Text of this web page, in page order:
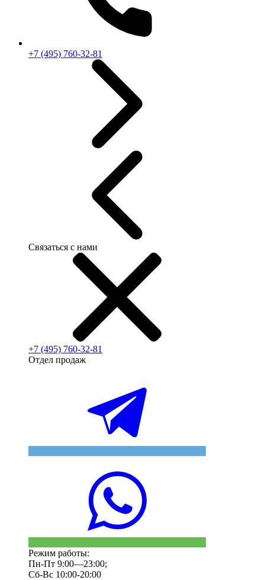
+7 (495) 760-32-81
Связаться с нами
+7 (495) 760-32-81
Отдел продаж
Режим работы:
Пн-Пт 9:00—23:00;
Сб-Вс 10:00-20:00